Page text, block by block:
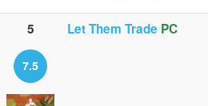
5 Let Them Trade PC
7.5